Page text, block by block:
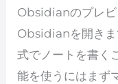
Obsidianのプレビ
Obsidianを開き
式でノートを書く
能を使うにはまず